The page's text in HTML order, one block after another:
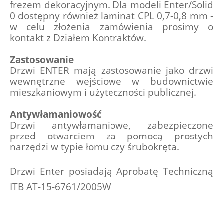
frezem dekoracyjnym. Dla modeli Enter/Solid
0 dostępny również laminat CPL 0,7-0,8 mm -
w celu złożenia zamówienia prosimy o
kontakt z Działem Kontraktów.
Zastosowanie
Drzwi ENTER mają zastosowanie jako drzwi
wewnętrzne wejściowe w budownictwie
mieszkaniowym i użyteczności publicznej.
Antywłamaniowość
Drzwi antywłamaniowe, zabezpieczone
przed otwarciem za pomocą prostych
narzędzi w typie łomu czy śrubokręta.
Drzwi Enter posiadają Aprobatę Techniczną
ITB AT-15-6761/2005W